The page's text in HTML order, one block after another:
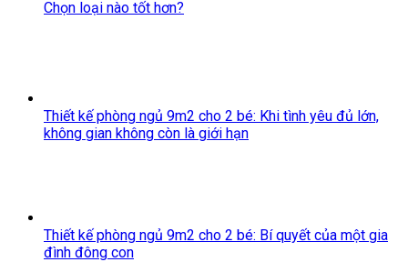
Chọn loại nào tốt hơn?
Thiết kế phòng ngủ 9m2 cho 2 bé: Khi tình yêu đủ lớn,
không gian không còn là giới hạn
Thiết kế phòng ngủ 9m2 cho 2 bé: Bí quyết của một gia
đình đông con